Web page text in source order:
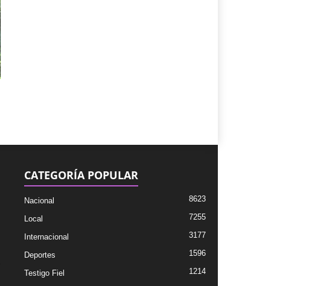
CATEGORÍA POPULAR
Nacional 8623
Local 7255
Internacional 3177
Deportes 1596
Testigo Fiel
1214